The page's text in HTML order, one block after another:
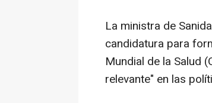
La ministra de
candidatura para
Mundial de la Salud
relevante" en las